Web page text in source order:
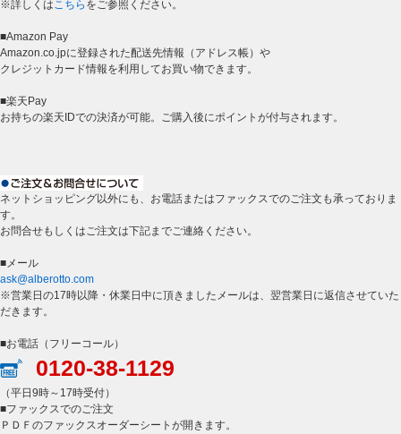
※詳しくはこちら をご参照ください。
■Amazon Pay
Amazon.co.jpに登録された配送先情報（アドレス帳）や
クレジットカード情報を利用してお買い物できます。
■楽天Pay
お持ちの楽天IDでの決済が可能。ご購入後にポイントが付与されます。
ネットショッピング以外にも、お電話またはファックスでのご注文も承っておりま
す。
お問合せもしくはご注文は下記までご連絡ください。
■メール
ask@alberotto.com
※営業日の17時以降・休業日中に頂きましたメールは、翌営業日に返信させていた
だきます。
■お電話（フリーコール）
0120-38-1129
（平日9時～17時受付）
■ファックスでのご注文
ＰＤＦのファックスオーダーシートが開きます。